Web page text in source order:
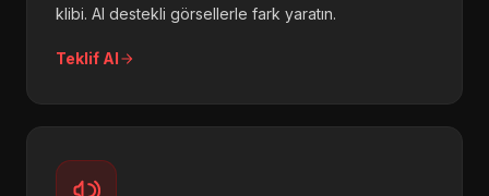
klibi. AI destekli görsellerle fark yaratın.
Teklif Al